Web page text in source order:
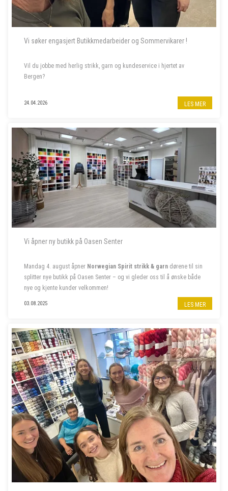
Vi søker engasjert Butikkmedarbeider og Sommervikarer !
Vil du jobbe med herlig strikk, garn og kundeservice i hjertet av
Bergen?
Til garnbutikken vår i Bergen sentrum søker vi butikkmedarbeider i
80% stilling, samt to sommervikarer. Les mer om stillingene nedenfor.
- - - - -
24.04.2026 LES MER
Vi åpner ny butikk på Oasen Senter
Mandag 4. august åpner Norwegian Spirit strikk & garn dørene til sin
splitter nye butikk på Oasen Senter – og vi gleder oss til å ønske både
nye og kjente kunder velkommen!
03.08.2025 LES MER